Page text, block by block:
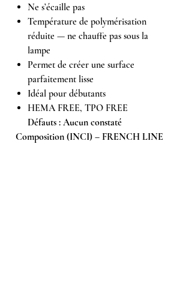
Ne s’écaille pas
Température de polymérisation
réduite — ne chauffe pas sous la
lampe
Permet de créer une surface
parfaitement lisse
Idéal pour débutants
HEMA FREE, TPO FREE
Défauts : Aucun constaté
Composition (INCI) – FRENCH LINE